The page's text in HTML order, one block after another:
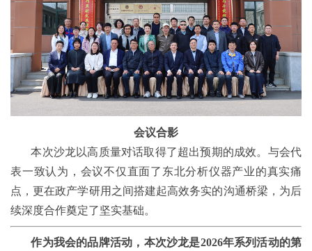
会议合影
本次沙龙以高质量对话取得了超出预期的成效。与会代
表一致认为，会议不仅直面了东北分析仪器产业的真实痛
点，更在政产学研用之间搭建起高效务实的沟通桥梁，为后
续深度合作奠定了坚实基础。
作为我会的品牌活动，本次沙龙是2026年系列活动的第